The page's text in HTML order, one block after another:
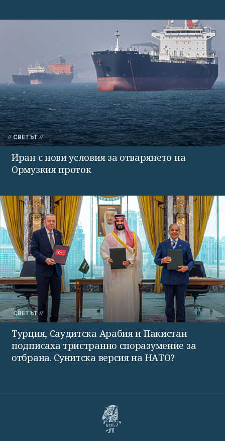
СВЕТЪТ
Иран с нови условия за отварянето на
Ормузкия проток
СВЕТЪТ
Турция, Саудитска Арабия и Пакистан
подписаха тристранно споразумение за
отбрана. Сунитска версия на НАТО?